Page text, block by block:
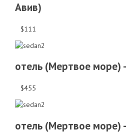
Авив)
$111
отель (Мертвое море)
$455
отель (Мертвое море)